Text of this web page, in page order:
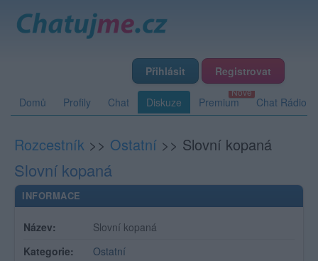
Přihlásit Registrovat
Domů Profily Chat Diskuze Premium Chat Rádio
Rozcestník >> Ostatní >> Slovní kopaná
Slovní kopaná
INFORMACE
Název:
Slovní kopaná
Kategorie:
Ostatní